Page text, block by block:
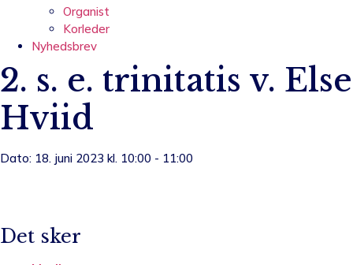
Organist
Korleder
Nyhedsbrev
2. s. e. trinitatis v. Else
Hviid
Dato: 18. juni 2023 kl. 10:00 - 11:00
Det sker